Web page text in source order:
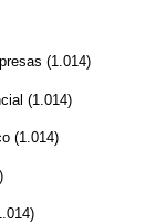
(1.014)
(1.014)
(1.014)